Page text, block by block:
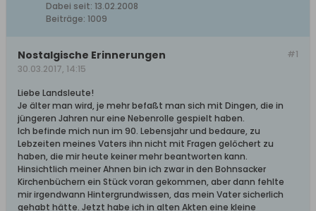
Dabei seit: 13.02.2008
Beiträge: 1009
#1
Nostalgische Erinnerungen
30.03.2017, 14:15
Liebe Landsleute!
Je älter man wird, je mehr befaßt man sich mit Dingen, die in
jüngeren Jahren nur eine Nebenrolle gespielt haben.
Ich befinde mich nun im 90. Lebensjahr und bedaure, zu
Lebzeiten meines Vaters ihn nicht mit Fragen gelöchert zu
haben, die mir heute keiner mehr beantworten kann.
Hinsichtlich meiner Ahnen bin ich zwar in den Bohnsacker
Kirchenbüchern ein Stück voran gekommen, aber dann fehlte
mir irgendwann Hintergrundwissen, das mein Vater sicherlich
gehabt hätte. Jetzt habe ich in alten Akten eine kleine